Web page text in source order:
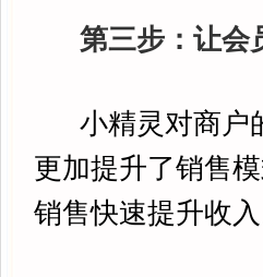
第三步：让会
小精灵对商户
更加提升了销售
销售快速提升收入